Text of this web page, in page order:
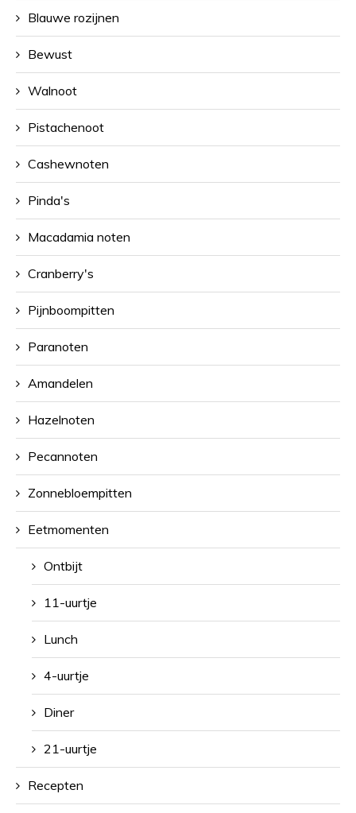
Blauwe rozijnen
Bewust
Walnoot
Pistachenoot
Cashewnoten
Pinda's
Macadamia noten
Cranberry's
Pijnboompitten
Paranoten
Amandelen
Hazelnoten
Pecannoten
Zonnebloempitten
Eetmomenten
Ontbijt
11-uurtje
Lunch
4-uurtje
Diner
21-uurtje
Recepten